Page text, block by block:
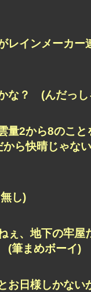
レインメーカ
な？ (んだっし
量2から8のこと
ら快晴じゃな
し)
ぇ、地下の牢屋
筆まめボーイ)
お日様しかない